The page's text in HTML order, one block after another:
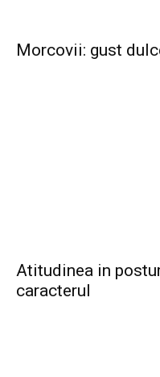
Morcovii: gust
Atitudinea in
caracterul